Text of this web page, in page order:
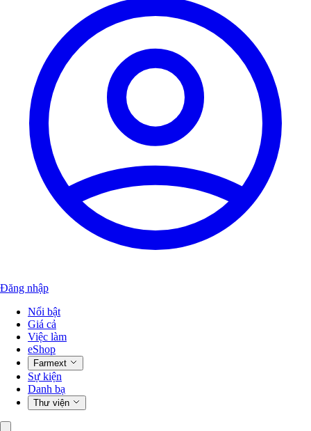
Đăng nhập
Nổi bật
Giá cả
Việc làm
eShop
Farmext
Sự kiện
Danh bạ
Thư viện